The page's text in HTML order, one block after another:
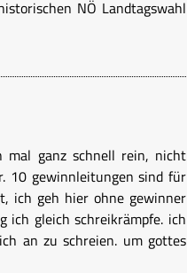
NÖ Landtagswahl
ganz schnell rein, nicht
10 gewinnleitungen sind für
ich geh hier ohne gewinner
gleich schreikrämpfe. ich
an zu schreien. um gottes